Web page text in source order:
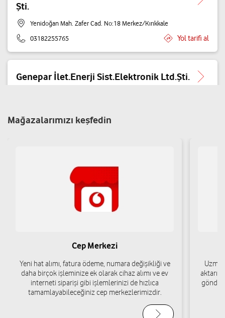
Şti.
Yenidoğan Mah. Zafer Cad. No:18 Merkez/Kırıkkale
03182255765
Yol tarifi al
Genepar İlet.Enerji Sist.Elektronik Ltd.Şti.
Kurtuluş Mah. Menderes Cad. No:30 Merkez/Kırıkkale
Mustafa Sungur -
Yenidoğan Mah. Menderes Cad. Güler No: 30/A Merkez/Kırıkkale
Mağazalarımızı keşfedin
Cep Merkezi
Yeni hat alımı, fatura ödeme, numara değişikliği ve
daha birçok işleminize ek olarak cihaz alımı ve ev
interneti siparişi gibi işlemlerinizi de hızlıca
tamamlayabileceğiniz cep merkezlerimizdir.